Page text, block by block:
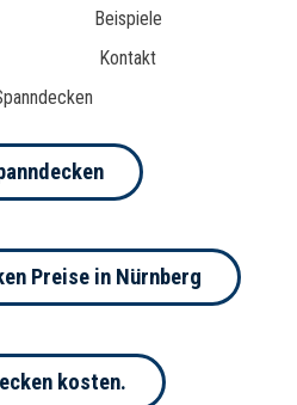
Beispiele
Kontakt
Preise in Nürnberg
kosten.